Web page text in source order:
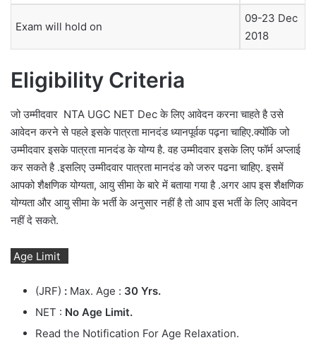
Exam will hold on
09-23 Dec
2018
Eligibility Criteria
जो उम्मीदवार NTA UGC NET Dec के लिए आवेदन करना चाहते है उसे
आवेदन करने से पहले इसके पात्रता मानदंड ध्यानपूर्वक पढ़ना चाहिए.क्योंकि जो
उम्मीदवार इसके पात्रता मानदंड के योग्य है. वह उम्मीदवार इसके लिए फॉर्म अप्लाई
कर सकते है .इसलिए उम्मीदवार पात्रता मानदंड को जरुर पढना चाहिए. इसमें
आपको शैक्षणिक योग्यता, आयु सीमा के बारे में बताया गया है .अगर आप इस शैक्षणिक
योग्यता और आयु सीमा के भर्ती के अनुसार नहीं है तो आप इस भर्ती के लिए आवेदन
नहीं दे सकते.
Age Limit
(JRF) : Max. Age : 30 Yrs.
NET : No Age Limit.
Read the Notification For Age Relaxation.